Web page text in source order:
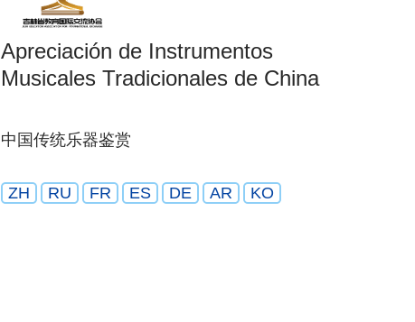
Apreciación de Instrumentos
Musicales Tradicionales de China
中国传统乐器鉴赏
ZH RU FR ES DE AR KO